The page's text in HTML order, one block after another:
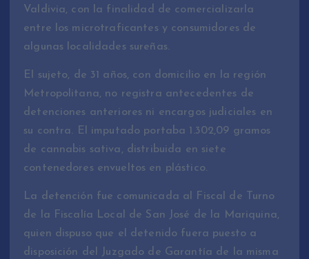
Valdivia, con la finalidad de comercializarla
entre los microtraficantes y consumidores de
algunas localidades sureñas.
El sujeto, de 31 años, con domicilio en la región
Metropolitana, no registra antecedentes de
detenciones anteriores ni encargos judiciales en
su contra. El imputado portaba 1.302,09 gramos
de cannabis sativa, distribuida en siete
contenedores envueltos en plástico.
La detención fue comunicada al Fiscal de Turno
de la Fiscalía Local de San José de la Mariquina,
quien dispuso que el detenido fuera puesto a
disposición del Juzgado de Garantía de la misma